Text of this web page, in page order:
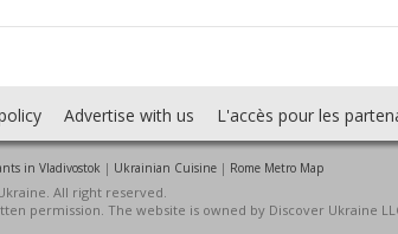
Advertise with us L'accès pour les
in Vladivostok | Ukrainian Cuisine| Rome Metro Map
All right reserved.
permission. The website is owned by Discover Ukraine